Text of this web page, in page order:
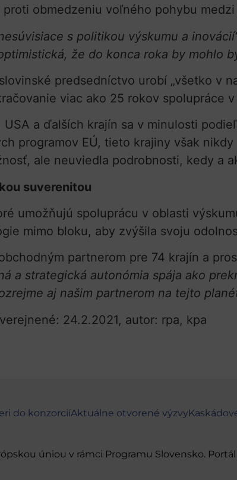
obmedzeniu voľného pohybu medzi
s politikou výskumu a
že do konca roka by mohlo
predsedníctvo urobí „všetko v
viac ako 25 rokov spolupráce
a ďalších krajín sa v minulosti
programov EÚ, tieto krajiny však
ale neuviedla podrobnosti, kedy a
suverenitou
umožňujú spoluprácu v oblasti
mimo bloku, aby zvýšila svoju
partnerom pre 74 krajín a
a strategická autonómia spája ako
aj našim partnerom na tejto
24.2.2021, autor: rpa, kpa
do konzorciíAktuálne otvorené výzvy
úniou v rámci Programu Slovensko.